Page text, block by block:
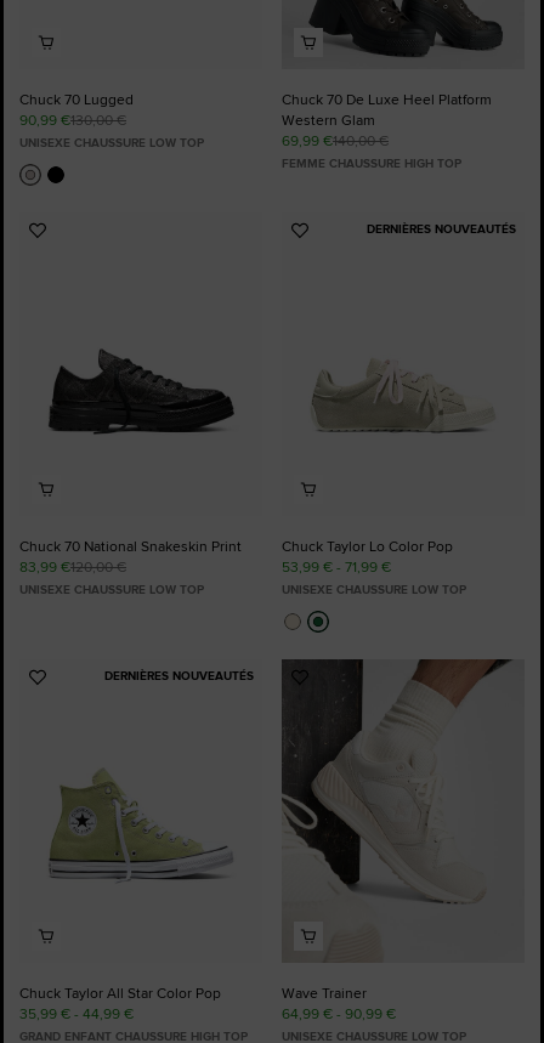
Chuck 70 Lugged
90,99 €130,00 €
UNISEXE CHAUSSURE LOW TOP
Chuck 70 De Luxe Heel Platform
Western Glam
69,99 €140,00 €
FEMME CHAUSSURE HIGH TOP
Ajouter
Chuck 70 National Snakeskin Print
83,99 €120,00 €
UNISEXE CHAUSSURE LOW TOP
DERNIÈRES NOUVEAUTÉS
Ajouter
Chuck Taylor Lo Color Pop
53,99 € - 71,99 €
UNISEXE CHAUSSURE LOW TOP
DERNIÈRES NOUVEAUTÉS
Ajouter
Chuck Taylor All Star Color Pop
35,99 € - 44,99 €
GRAND ENFANT CHAUSSURE HIGH TOP
Ajouter
Wave Trainer
64,99 € - 90,99 €
UNISEXE CHAUSSURE LOW TOP